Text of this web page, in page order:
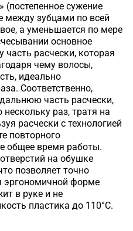
(постепенное сужение
между зубцами по всей
а уменьшается по мере
основное
часть расчески, которая
чему волосы,
идеально
Соответственно,
часть расчески,
раз, тратя на
расчески с технологией
повторного
общее время работы.
на обушке
позволяет точно
эргономичной форме
в руке и не
пластика до 110°C.